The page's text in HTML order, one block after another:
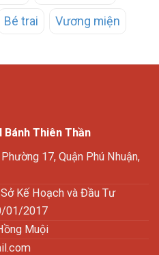
Bé trai Vương miện
Bánh Thiên Thần
17, Quận Phú Nhuận,
Kế Hoạch và Đầu Tư
01/2017
Muội